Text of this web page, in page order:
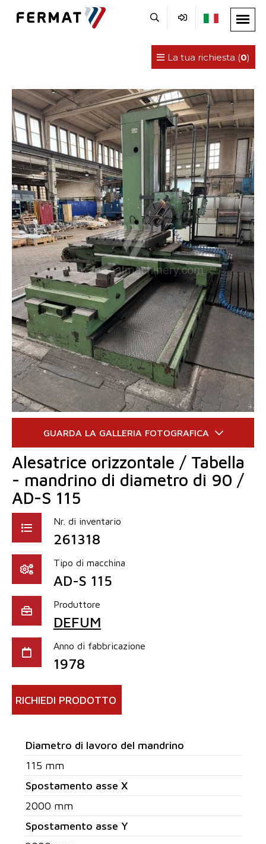
La tua richiesta (0)
Alesatrice orizzontale / Tabella
- mandrino di diametro di 90 /
AD-S 115
Nr. di inventario
261318
Tipo di macchina
AD-S 115
Produttore
DEFUM
Anno di fabbricazione
1978
RICHIEDI PRODOTTO
Diametro di lavoro del mandrino
115 mm
Spostamento asse X
2000 mm
Spostamento asse Y